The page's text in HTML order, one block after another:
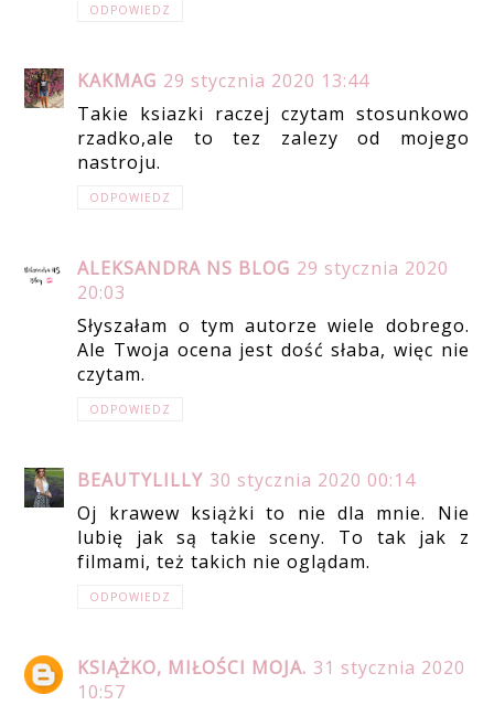
ODPOWIEDZ
KAKMAG 29 stycznia 2020 13:44
Takie ksiazki raczej czytam stosunkowo
rzadko,ale to tez zalezy od mojego
nastroju.
ODPOWIEDZ
ALEKSANDRA NS BLOG 29 stycznia 2020
20:03
Słyszałam o tym autorze wiele dobrego.
Ale Twoja ocena jest dość słaba, więc nie
czytam.
ODPOWIEDZ
BEAUTYLILLY 30 stycznia 2020 00:14
Oj krawew książki to nie dla mnie. Nie
lubię jak są takie sceny. To tak jak z
filmami, też takich nie oglądam.
ODPOWIEDZ
KSIĄŻKO, MIŁOŚCI MOJA. 31 stycznia 2020
10:57